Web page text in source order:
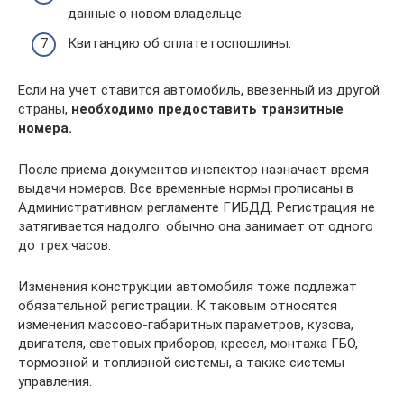
данные о новом владельце.
Квитанцию об оплате госпошлины.
Если на учет ставится автомобиль, ввезенный из другой
страны, необходимо предоставить транзитные
номера.
После приема документов инспектор назначает время
выдачи номеров. Все временные нормы прописаны в
Административном регламенте ГИБДД. Регистрация не
затягивается надолго: обычно она занимает от одного
до трех часов.
Изменения конструкции автомобиля тоже подлежат
обязательной регистрации. К таковым относятся
изменения массово-габаритных параметров, кузова,
двигателя, световых приборов, кресел, монтажа ГБО,
тормозной и топливной системы, а также системы
управления.